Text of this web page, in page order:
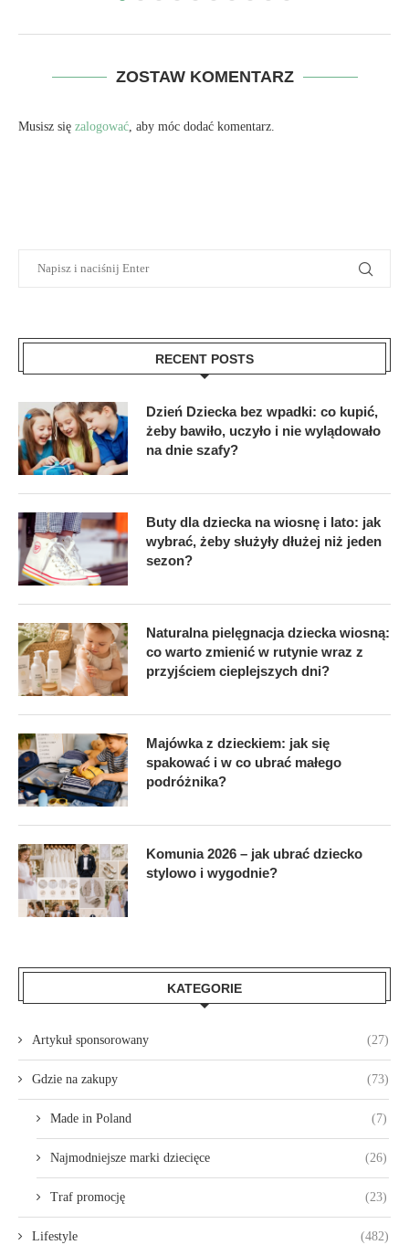
ZOSTAW KOMENTARZ
Musisz się zalogować, aby móc dodać komentarz.
RECENT POSTS
Dzień Dziecka bez wpadki: co kupić,
żeby bawiło, uczyło i nie wylądowało
na dnie szafy?
Buty dla dziecka na wiosnę i lato: jak
wybrać, żeby służyły dłużej niż jeden
sezon?
Naturalna pielęgnacja dziecka wiosną:
co warto zmienić w rutynie wraz z
przyjściem cieplejszych dni?
Majówka z dzieckiem: jak się
spakować i w co ubrać małego
podróżnika?
Komunia 2026 – jak ubrać dziecko
stylowo i wygodnie?
KATEGORIE
Artykuł sponsorowany (27)
Gdzie na zakupy (73)
Made in Poland (7)
Najmodniejsze marki dziecięce (26)
Traf promocję (23)
Lifestyle (482)